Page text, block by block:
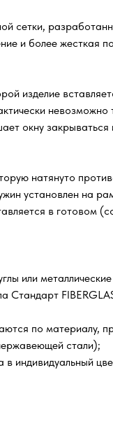
сетки,
и более жесткая
изделие
окну
натянуто
установлен на
в готовом
или
по материалу,
стали);
индивидуальный